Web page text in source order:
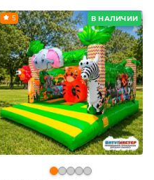
В НАЛИЧИИ
5